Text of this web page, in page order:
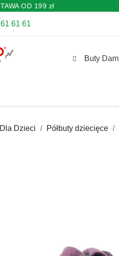
OD 199 zł
61 61
Buty
Dzieci Półbuty dziecięce